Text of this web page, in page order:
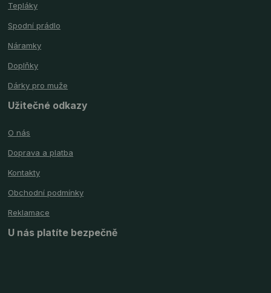
Tepláky
Spodní prádlo
Náramky
Doplňky
Dárky pro muže
Užitečné odkazy
O nás
Doprava a platba
Kontakty
Obchodní podmínky
Reklamace
U nás platíte bezpečně